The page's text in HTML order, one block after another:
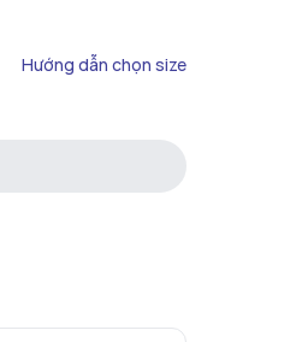
Hướng dẫn chọn size